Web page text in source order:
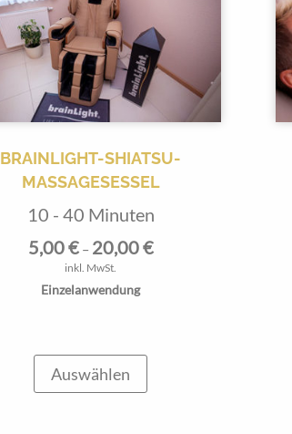
BRAINLIGHT-SHIATSU-
MASSAGESESSEL
10 - 40 Minuten
5,00€– 20,00€
inkl. MwSt.
Einzelanwendung
Auswählen